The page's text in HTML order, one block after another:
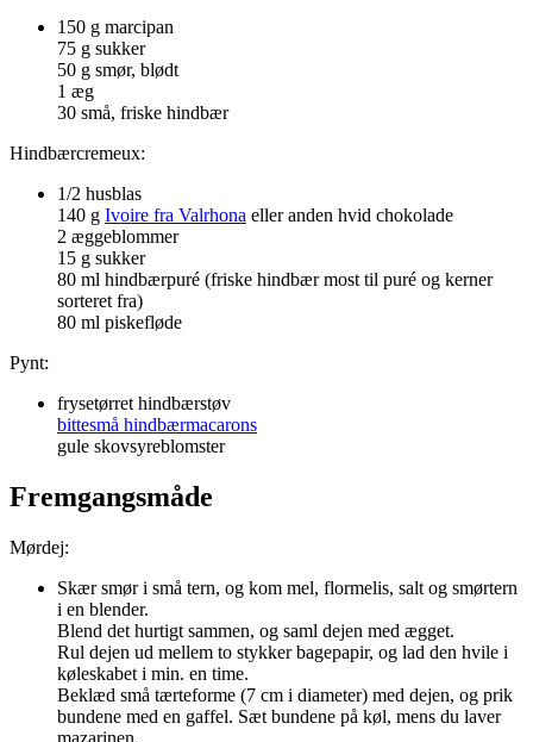
150 g marcipan
75 g sukker
50 g smør, blødt
1 æg
30 små, friske hindbær
Hindbærcremeux:
1/2 husblas
140 g Ivoire fra Valrhona eller anden hvid chokolade
2 æggeblommer
15 g sukker
80 ml hindbærpuré (friske hindbær most til puré og kerner
sorteret fra)
80 ml piskefløde
Pynt:
frysetørret hindbærstøv
bittesmå hindbærmacarons
gule skovsyreblomster
Fremgangsmåde
Mørdej:
Skær smør i små tern, og kom mel, flormelis, salt og smørtern
i en blender.
Blend det hurtigt sammen, og saml dejen med ægget.
Rul dejen ud mellem to stykker bagepapir, og lad den hvile i
køleskabet i min. en time.
Beklæd små tærteforme (7 cm i diameter) med dejen, og prik
bundene med en gaffel. Sæt bundene på køl, mens du laver
mazarinen.